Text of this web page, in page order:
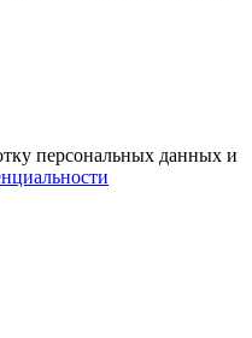
персональных данных и